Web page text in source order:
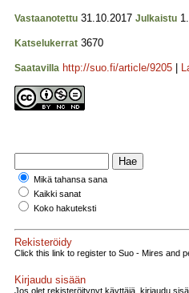
Vastaanotettu 31.10.2017 Julkaistu
Katselukerrat 3670
Saatavilla http://suo.fi/article/9205
Mikä tahansa sana
Kaikki sanat
Koko hakuteksti
Rekisteröidy
Click this link to register to Suo - Mires and
Kirjaudu sisään
Jos olet rekisteröitynyt käyttäjä, kirjaudu